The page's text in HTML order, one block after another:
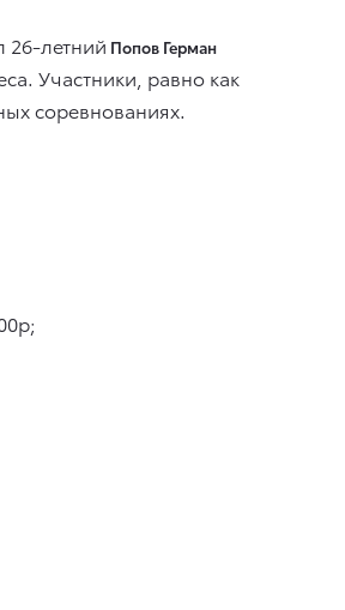
26-летний Попов Герман
Участники, равно как
соревнованиях.